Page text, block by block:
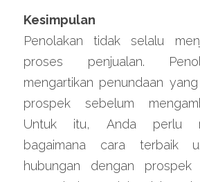
Kesimpulan
Penolakan tidak selalu
proses penjualan.
mengartikan penundaan
prospek sebelum
Untuk itu, Anda perlu
bagaimana cara terbaik
hubungan dengan